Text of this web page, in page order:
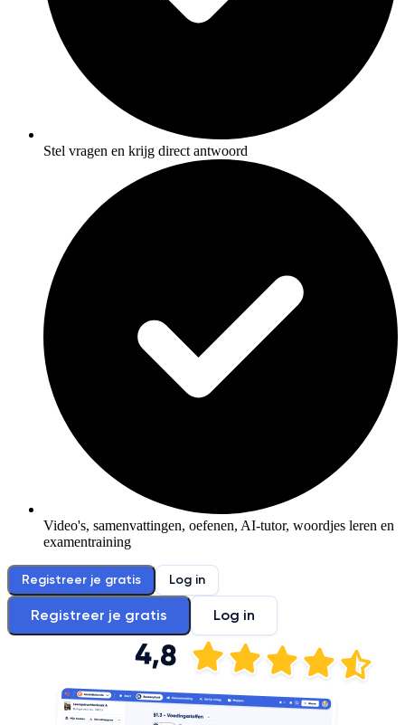
Stel vragen en krijg direct antwoord
Video's, samenvattingen, oefenen, AI-tutor, woordjes leren en
examentraining
Registreer je gratis Log in
Registreer je gratis Log in